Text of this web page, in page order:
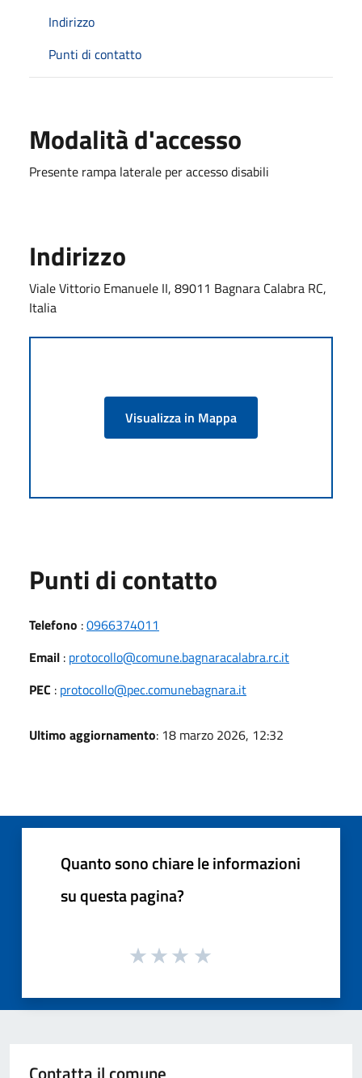
Indirizzo
Punti di contatto
Modalità d'accesso
Presente rampa laterale per accesso disabili
Indirizzo
Viale Vittorio Emanuele II, 89011 Bagnara Calabra RC,
Italia
Visualizza in Mappa
Punti di contatto
Telefono :0966374011
Email : protocollo@comune.bagnaracalabra.rc.it
PEC : protocollo@pec.comunebagnara.it
Ultimo aggiornamento: 18 marzo 2026, 12:32
Quanto sono chiare le informazioni
su questa pagina?